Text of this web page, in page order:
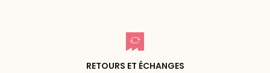
RETOURS ET ÉCHANGES